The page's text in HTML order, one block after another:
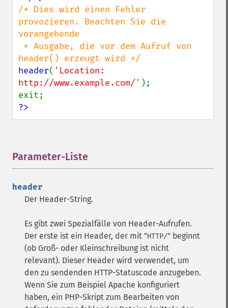
/* Dies wird einen Fehler
provozieren. Beachten Sie die
vorangehende
header( 'Location:
http://www.example.com/' );
?>
Parameter-Liste
header
Der Header-String.
Es gibt zwei Spezialfälle von Header-Aufrufen.
Der erste ist ein Header, der mit "HTTP/" beginnt
(ob Groß- oder Kleinschreibung ist nicht
relevant). Dieser Header wird verwendet, um
den zu sendenden HTTP-Statuscode anzugeben.
Wenn Sie zum Beispiel Apache konfiguriert
haben, ein PHP-Skript zum Bearbeiten von